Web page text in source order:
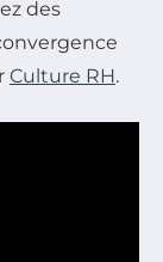
des
Culture RH.